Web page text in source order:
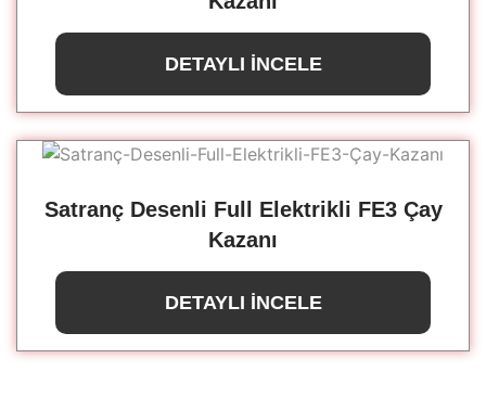
DETAYLI İNCELE
Satranç Desenli Full Elektrikli FE3 Çay
Kazanı
DETAYLI İNCELE